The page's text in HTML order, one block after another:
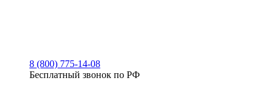
8 (800) 775-14-08
Бесплатный звонок по РФ